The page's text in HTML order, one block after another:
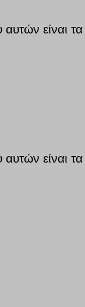
είναι τα
είναι τα